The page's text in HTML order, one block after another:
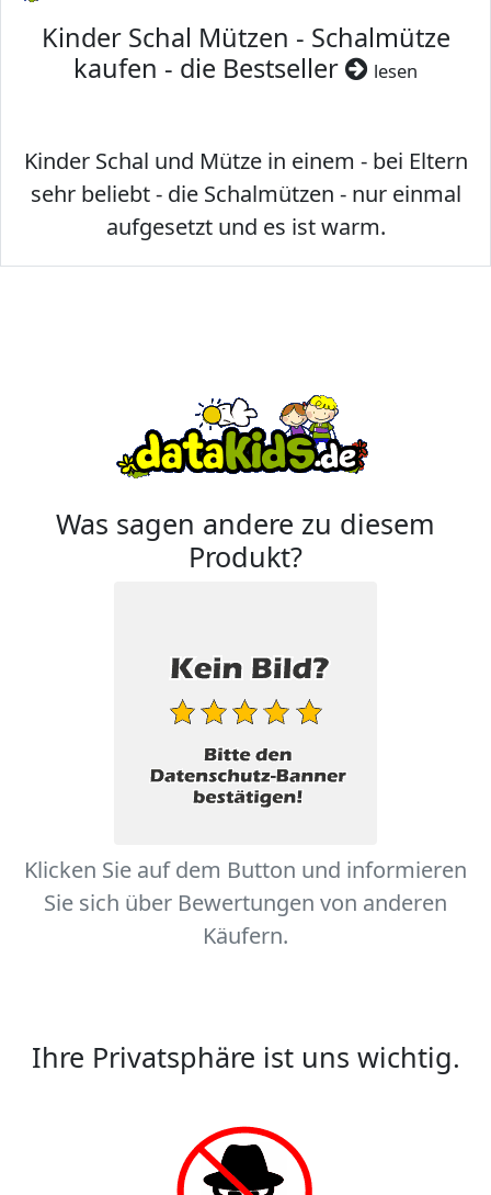
Kinder Schal Mützen - Schalmütze
kaufen - die Bestseller
lesen
Kinder Schal und Mütze in einem - bei Eltern
sehr beliebt - die Schalmützen - nur einmal
aufgesetzt und es ist warm.
Was sagen andere zu diesem
Produkt?
Klicken Sie auf dem Button und informieren
Sie sich über Bewertungen von anderen
Käufern.
Ihre Privatsphäre ist uns wichtig.